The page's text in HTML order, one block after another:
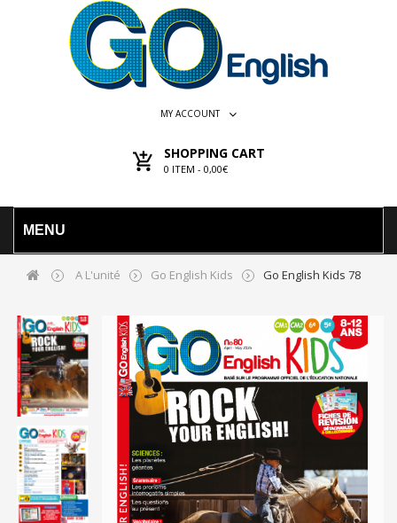
MY ACCOUNT
SHOPPING CART
0 ITEM - 0,00€
MENU
A L'unité Go English Kids Go English Kids 78